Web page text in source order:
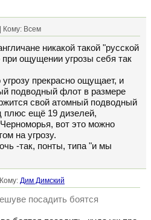
Кому: Всем
никакой такой "русской
при ощущении угрозы себя так
прекрасно ощущает, и
подводный флот в размере
свой атомный подводный
плюс ещё 19 дизелей,
вот это можно
на угрозу.
-так, понты, типа "и мы
Дим Димский
посадить боятся